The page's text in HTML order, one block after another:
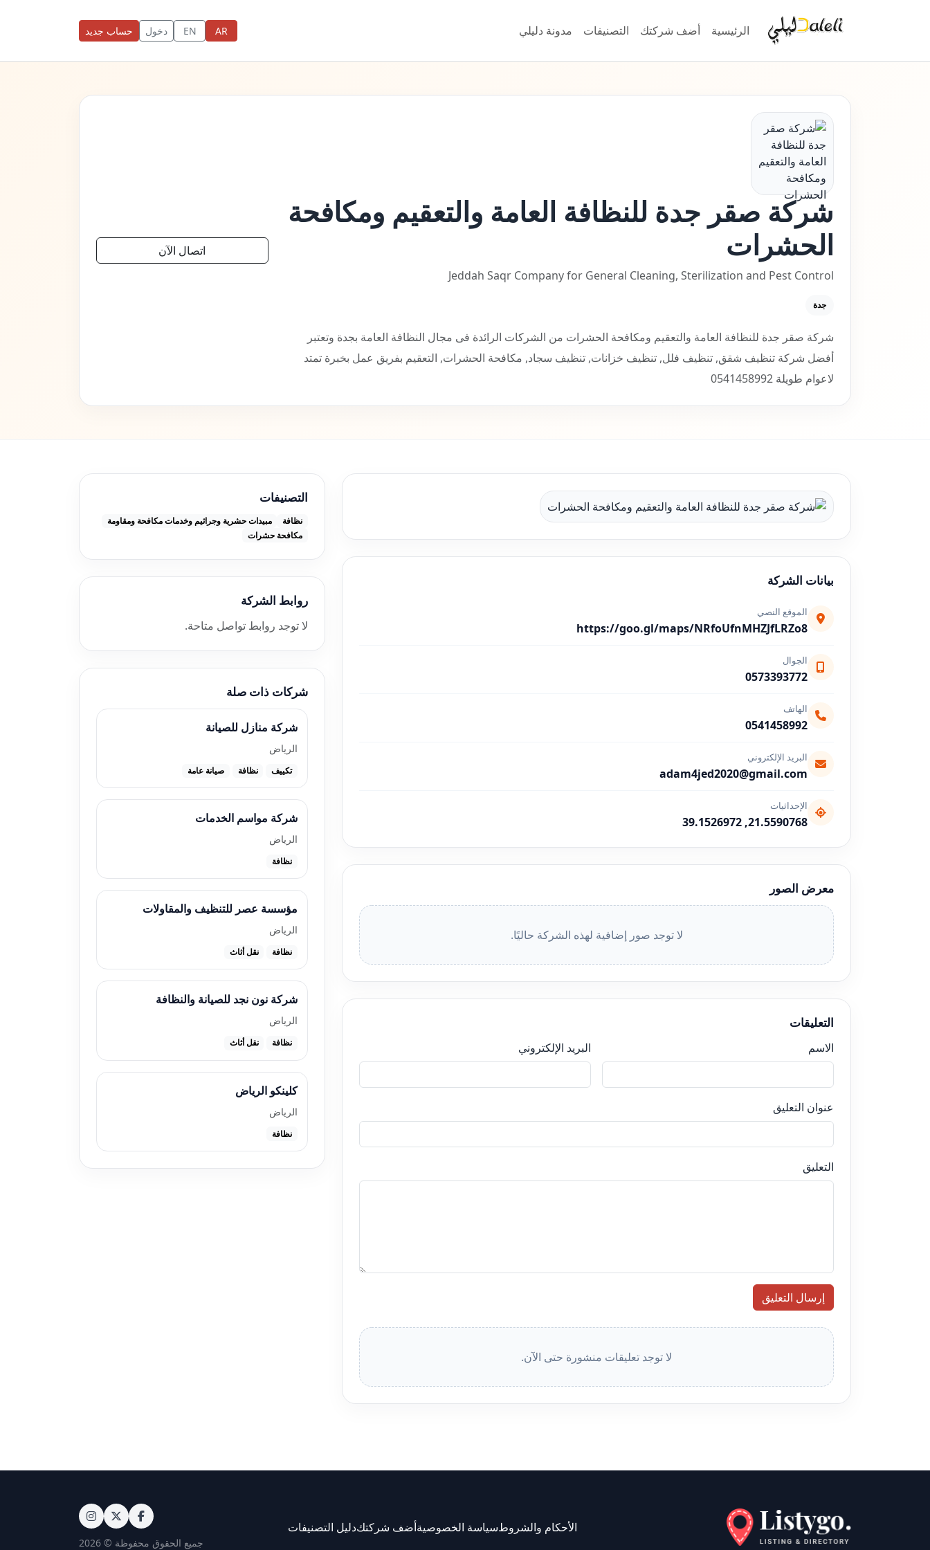
الرئيسية أضف شركتك التصنيفات مدونة دليلي AR
EN دخول حساب جديد
شركة صقر جدة للنظافة العامة والتعقيم ومكافحة
الحشرات
Jeddah Saqr Company for General Cleaning, Sterilization and Pest Control
جدة
شركة صقر جدة للنظافة العامة والتعقيم ومكافحة الحشرات من الشركات الرائدة فى مجال النظافة العامة بجدة وتعتبر
أفضل شركة تنظيف شقق, تنظيف فلل, تنظيف خزانات, تنظيف سجاد, مكافحة الحشرات, التعقيم بفريق عمل بخبرة تمتد
لاعوام طويلة 0541458992
اتصال الآن
بيانات الشركة
الموقع النصي
https://goo.gl/maps/NRfoUfnMHZJfLRZo8
الجوال
0573393772
الهاتف
0541458992
البريد الإلكتروني
adam4jed2020@gmail.com
الإحداثيات
21.5590768, 39.1526972
معرض الصور
لا توجد صور إضافية لهذه الشركة حاليًا.
التعليقات
الاسم البريد الإلكتروني
عنوان التعليق
التعليق
إرسال التعليق
لا توجد تعليقات منشورة حتى الآن.
التصنيفات
نظافة
مبيدات حشرية وجراثيم وخدمات مكافحة ومقاومة
مكافحة حشرات
روابط الشركة
لا توجد روابط تواصل متاحة.
شركات ذات صلة
شركة منازل للصيانة
الرياض
تكييف نظافة صيانة عامة
شركة مواسم الخدمات
الرياض
نظافة
مؤسسة عصر للتنظيف والمقاولات
الرياض
نظافة نقل أثاث
شركة نون نجد للصيانة والنظافة
الرياض
نظافة نقل أثاث
كلينكو الرياض
الرياض
نظافة
الأحكام والشروطسياسة الخصوصيةأضف شركتكدليل التصنيفات
جميع الحقوق محفوظة © 2026